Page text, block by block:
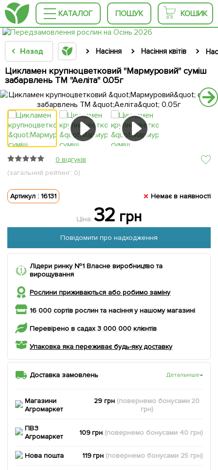
КАТАЛОГ ПОШУК КОШИК
Назад Насіння Насіння квітів
Цикламен крупноцветковий "Мармуровий" суміш
забарвлень ТМ "Аеліта" 0.05г
0 відгуків
(загальний рейтинг: 0)
Артикул : 16131 Немає в наявності
Ціна: 32 грн
Повідомити про надходження
Лідери ринку №1 Власне виробництво та
вирощування
Рослини приживаються або робимо заміну
16 000 сортів рослин та насіння у нашому магазині
Перевірено в садах 3 000 000 клієнтів
Упаковка яка переживає будь-яку доставку
Доставка замовлень Детальніше→
Магазини
Агромаркет
29 грн (повернемобонусами 20
грн)
ПВЗ
Агромаркет
109 грн (повернемо бонусами 40 грн)
Нова пошта 119 грн (повернемо бонусами 25 грн)